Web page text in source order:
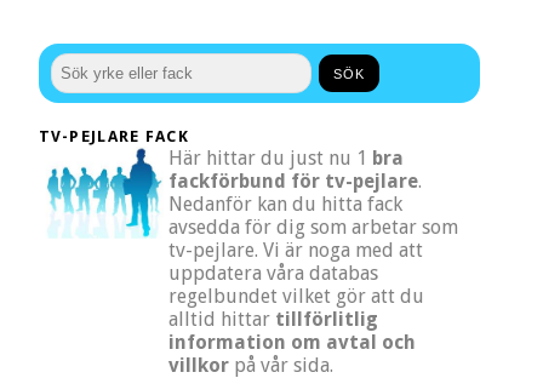
TV-PEJLARE FACK
Här hittar du just nu 1 bra
fackförbund för tv-pejlare.
Nedanför kan du hitta fack
avsedda för dig som arbetar som
tv-pejlare. Vi är noga med att
uppdatera våra databas
regelbundet vilket gör att du
alltid hittar tillförlitlig
information om avtal och
villkor på vår sida.